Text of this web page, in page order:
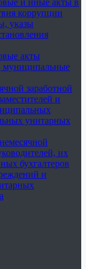
и иные акты в
коррупции
указы
акты
муниципальные
заработной
и
унитарных
их
бухгалтеров
и